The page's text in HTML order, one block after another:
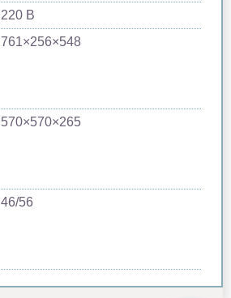
220 В
761×256×548
570×570×265
46/56